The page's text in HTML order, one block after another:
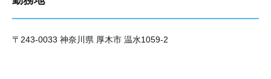
〒243-0033 神奈川県 厚木市 温水1059-2